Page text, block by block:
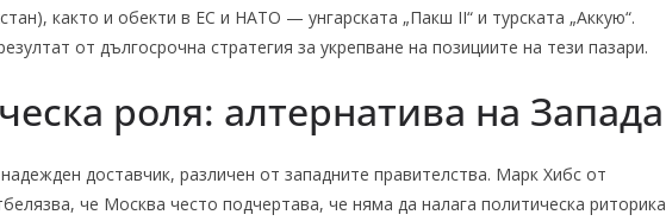
както и обекти в ЕС и НАТО — унгарската „Пакш II“ и турската „Аккую“.
от дългосрочна стратегия за укрепване на позициите на тези пазари.
роля: алтернатива на Запада
доставчик, различен от западните правителства. Марк Хибс от
че Москва често подчертава, че няма да налага политическа риторика